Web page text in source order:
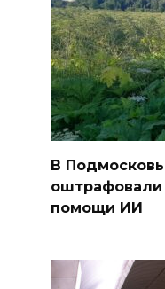
В
оштрафовали
помощи ИИ